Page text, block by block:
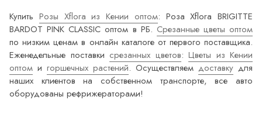
Купить Розы Xflora из Кении оптом: Роза Xflora BRIGITTE
BARDOT PINK CLASSIC оптом в РБ. Срезанные цветы оптом
по низким ценам в онлайн каталоге от первого поставщика.
Еженедельные поставки срезанных цветов: Цветы из Кении
оптом и горшечных растений. Осуществляем доставку для
наших клиентов на собственном транспорте, все авто
оборудованы рефрижераторами!